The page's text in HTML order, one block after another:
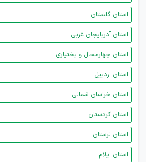
استان گلستان
استان آذربایجان غربی
استان چهارمحال و بختیاری
استان اردبیل
استان خراسان شمالی
استان کردستان
استان لرستان
استان ایلام